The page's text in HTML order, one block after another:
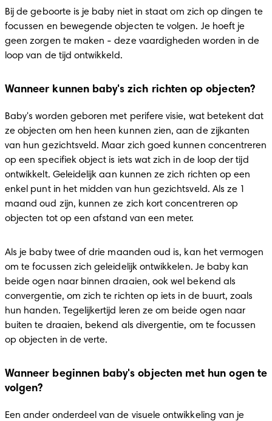
Bij de geboorte is je baby niet in staat om zich op dingen te
focussen en bewegende objecten te volgen. Je hoeft je
geen zorgen te maken - deze vaardigheden worden in de
loop van de tijd ontwikkeld.
Wanneer kunnen baby's zich richten op objecten?
Baby's worden geboren met perifere visie, wat betekent dat
ze objecten om hen heen kunnen zien, aan de zijkanten
van hun gezichtsveld. Maar zich goed kunnen concentreren
op een specifiek object is iets wat zich in de loop der tijd
ontwikkelt. Geleidelijk aan kunnen ze zich richten op een
enkel punt in het midden van hun gezichtsveld. Als ze 1
maand oud zijn, kunnen ze zich kort concentreren op
objecten tot op een afstand van een meter.
Als je baby twee of drie maanden oud is, kan het vermogen
om te focussen zich geleidelijk ontwikkelen. Je baby kan
beide ogen naar binnen draaien, ook wel bekend als
convergentie, om zich te richten op iets in de buurt, zoals
hun handen. Tegelijkertijd leren ze om beide ogen naar
buiten te draaien, bekend als divergentie, om te focussen
op objecten in de verte.
Wanneer beginnen baby's objecten met hun ogen te
volgen?
Een ander onderdeel van de visuele ontwikkeling van je